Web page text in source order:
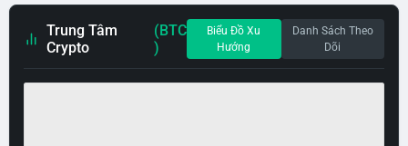
Trung Tâm
Crypto
(BTC
)
Biểu Đồ Xu
Hướng
Danh Sách Theo
Dõi